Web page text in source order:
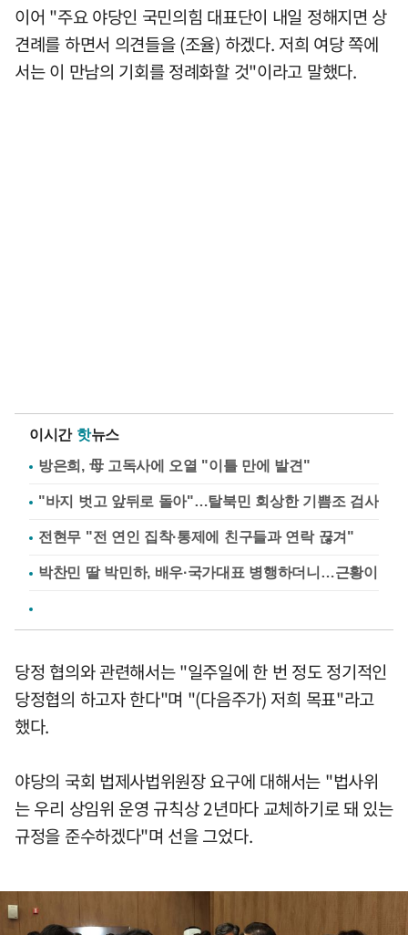
이어 "주요 야당인 국민의힘 대표단이 내일 정해지면 상
견례를 하면서 의견들을 (조율) 하겠다. 저희 여당 쪽에
서는 이 만남의 기회를 정례화할 것"이라고 말했다.
이시간 핫뉴스
방은희, 母 고독사에 오열 "이틀 만에 발견"
"바지 벗고 앞뒤로 돌아"…탈북민 회상한 기쁨조 검사
전현무 "전 연인 집착·통제에 친구들과 연락 끊겨"
박찬민 딸 박민하, 배우·국가대표 병행하더니…근황이
당정 협의와 관련해서는 "일주일에 한 번 정도 정기적인
당정협의 하고자 한다"며 "(다음주가) 저희 목표"라고
했다.
야당의 국회 법제사법위원장 요구에 대해서는 "법사위
는 우리 상임위 운영 규칙상 2년마다 교체하기로 돼 있는
규정을 준수하겠다"며 선을 그었다.